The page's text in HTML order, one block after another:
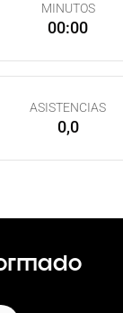
MINUTOS
00:00
ASISTENCIAS
0,0